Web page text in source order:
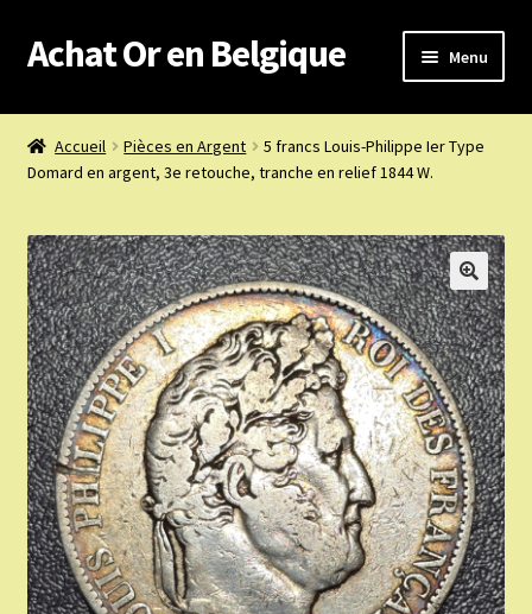
Aller
à
navigation
Aller
au
Achat Or en Belgique Menu
Achat or en Belgique
Boutique or et argent
Confidentialité
Heures d’ouverture
Nous achetons
Nous contacter
Validation de la commande
Accueil Pièces en Argent
5 francs Louis-Philippe Ier Type
Domard en argent, 3e retouche, tranche en relief 1844 W.